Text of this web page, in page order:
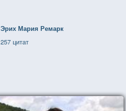
Эрих Мария Ремарк
257 цитат